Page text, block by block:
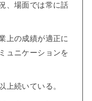
、場面では常に話
上の成績が適正に
ュニケーションを
上続いている。